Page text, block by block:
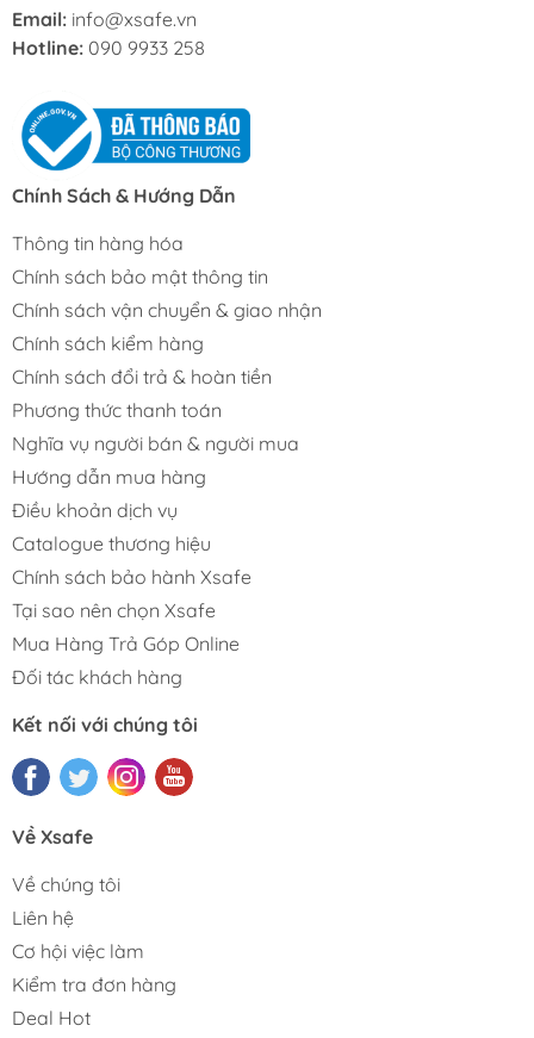
toàn quốc thông qua các đơn vị vận chuyển uy tín.
9933 258để được Xsafe báo giá và tư vấn chi tiết!
Xem thêm:
Mũi Phay Gỗ
Máy Phay Cắt Gỗ
Email: info@xsafe.vn
Hotline: 090 9933 258
Chính Sách & Hướng Dẫn
Thông tin hàng hóa
Chính sách bảo mật thông tin
Chính sách vận chuyển & giao nhận
Chính sách kiểm hàng
Chính sách đổi trả & hoàn tiền
Phương thức thanh toán
Nghĩa vụ người bán & người mua
Hướng dẫn mua hàng
Điều khoản dịch vụ
Catalogue thương hiệu
Chính sách bảo hành Xsafe
Tại sao nên chọn Xsafe
Mua Hàng Trả Góp Online
Đối tác khách hàng
Kết nối với chúng tôi
Về Xsafe
Về chúng tôi
Liên hệ
Cơ hội việc làm
Kiểm tra đơn hàng
Deal Hot